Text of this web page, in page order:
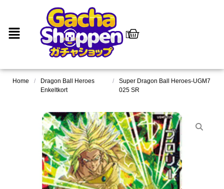
Home /
Dragon Ball Heroes
Enkeltkort
/
Super Dragon Ball Heroes-UGM7
025 SR